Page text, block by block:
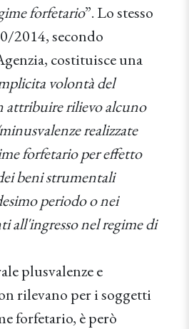
forfetario”. Lo stesso
2014, secondo
costituisce una
volontà del
attribuire rilievo alcuno
realizzate
forfetario per effetto
beni strumentali
periodo o nei
all'ingresso nel regime di
plusvalenze e
rilevano per i soggetti
forfetario, è però